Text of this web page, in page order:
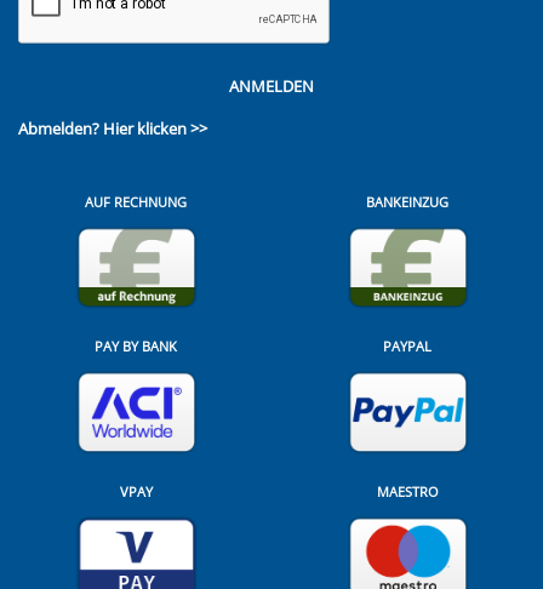
ANMELDEN
Abmelden? Hier klicken >>
AUF RECHNUNG BANKEINZUG
PAY BY BANK PAYPAL
VPAY MAESTRO